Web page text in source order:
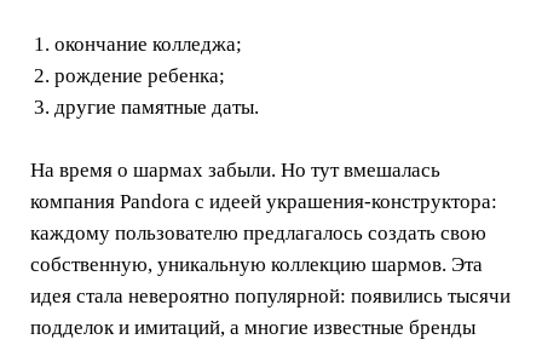
окончание колледжа;
рождение ребенка;
другие памятные даты.
На время о шармах забыли. Но тут вмешалась
компания Pandora с идеей украшения-конструктора:
каждому пользователю предлагалось создать свою
собственную, уникальную коллекцию шармов. Эта
идея стала невероятно популярной: появились тысячи
подделок и имитаций, а многие известные бренды